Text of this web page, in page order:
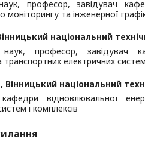
професор, завідувач
моніторингу та інженерної
національний
професор, завідувач
транспортних електричних систем
Вінницький національний
кафедри відновлювальної
і комплексів